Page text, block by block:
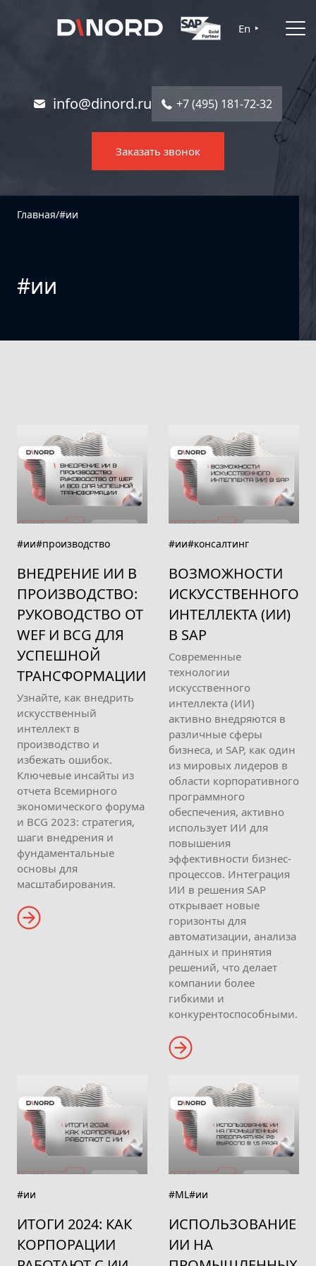
En
info@dinord.ru +7 (495) 181-72-32
Заказать звонок
Главная/#ии
#ии
#ии#производство
ВНЕДРЕНИЕ ИИ В
ПРОИЗВОДСТВО:
РУКОВОДСТВО ОТ
WEF И BCG ДЛЯ
УСПЕШНОЙ
ТРАНСФОРМАЦИИ
Узнайте, как внедрить
искусственный
интеллект в
производство и
избежать ошибок.
Ключевые инсайты из
отчета Всемирного
экономического форума
и BCG 2023: стратегия,
шаги внедрения и
фундаментальные
основы для
масштабирования.
#ии#консалтинг
ВОЗМОЖНОСТИ
ИСКУССТВЕННОГО
ИНТЕЛЛЕКТА (ИИ)
В SAP
Современные
технологии
искусственного
интеллекта (ИИ)
активно внедряются в
различные сферы
бизнеса, и SAP, как один
из мировых лидеров в
области корпоративного
программного
обеспечения, активно
использует ИИ для
повышения
эффективности бизнес-
процессов. Интеграция
ИИ в решения SAP
открывает новые
горизонты для
автоматизации, анализа
данных и принятия
решений, что делает
компании более
гибкими и
конкурентоспособными.
#ии
ИТОГИ 2024: КАК
КОРПОРАЦИИ
#ML#ии
ИСПОЛЬЗОВАНИЕ
ИИ НА
Главная
Отрасли
О компании